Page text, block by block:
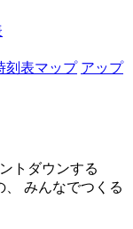
刻表マップ アップ
トダウンする
、 みんなでつくる